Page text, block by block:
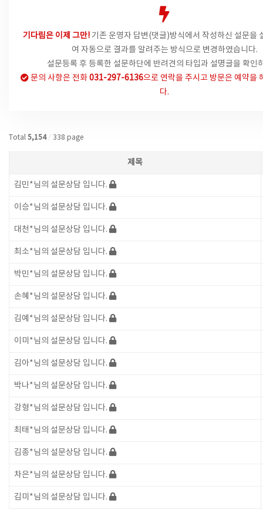
기다림은 이제 그만!기존 운영자 답변(댓글)방식에서 작성하신 설문을
여 자동으로 결과를 알려주는 방식으로 변경하였습니다.
설문등록 후 등록한 설문하단에 반려견의 타입과 설명글을 확인
문의 사항은 전화031-297-6136으로 연락을 주시고 방문은 예약을
다.
Total 5,154 / 338 page
제목
김민*님의 설문상담 입니다.
이승*님의 설문상담 입니다.
대천*님의 설문상담 입니다.
최소*님의 설문상담 입니다.
박민*님의 설문상담 입니다.
손혜*님의 설문상담 입니다.
김예*님의 설문상담 입니다.
이미*님의 설문상담 입니다.
김아*님의 설문상담 입니다.
박나*님의 설문상담 입니다.
강형*님의 설문상담 입니다.
최태*님의 설문상담 입니다.
김종*님의 설문상담 입니다.
차은*님의 설문상담 입니다.
김미*님의 설문상담 입니다.